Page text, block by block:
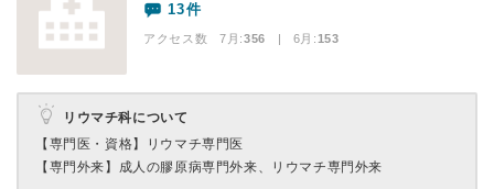
13件
アクセス数 7月:356 | 6月:153
リウマチ科について
【専門医・資格】
リウマチ専門医
【専門外来】 成人の膠原病専門外来、リウマチ専門外来